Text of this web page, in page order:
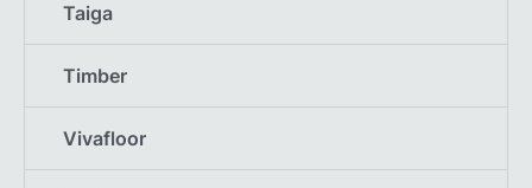
Taiga
Timber
Vivafloor